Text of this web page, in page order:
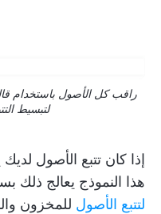
لتبسيط
إذا كان تتبع الأصول
هذا النموذج يعالج ذلك
لتتبع الأصول للمخزون